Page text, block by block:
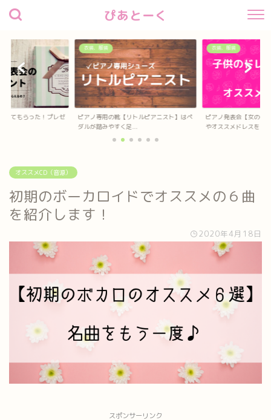
ぴあとーく
してもらった！プレゼ
衣装、服装
ピアノ専用の靴【リトルピアニスト】はペ
ダルが踏みやすく足...
衣装、服装
ピアノ発表会【女の子
やオススメドレスを...
オススメCD（音源）
初期のボーカロイドでオススメの６曲
を紹介します！
2020年4月18日
スポンサーリンク